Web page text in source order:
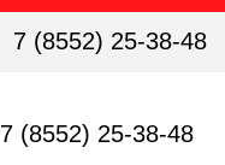
7 (8552) 25-38-48
7 (8552) 25-38-48